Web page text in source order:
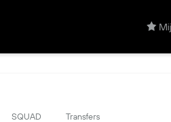
SQUAD Transfers